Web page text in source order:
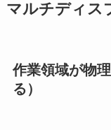
マルチディス
作業領域が物
る）